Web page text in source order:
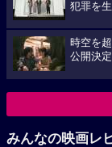
犯罪を
時空を
公開決
みんなの映画レ